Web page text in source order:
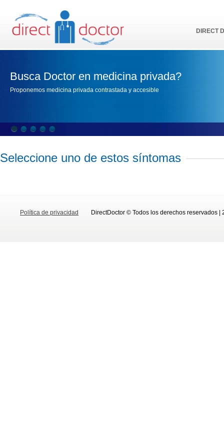
DIRECT
Busca Doctor en medicina privada?
Proponemos medicina privada contrastada y accesible
Seleccione uno de estos síntomas
Política de privacidad DirectDoctor © Todos los derechos reservados |